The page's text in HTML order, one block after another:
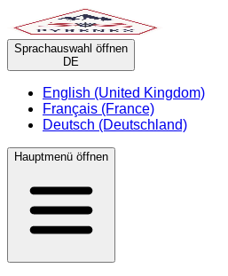
Sprachauswahl öffnen
DE
English (United Kingdom)
Français (France)
Deutsch (Deutschland)
Hauptmenü öffnen